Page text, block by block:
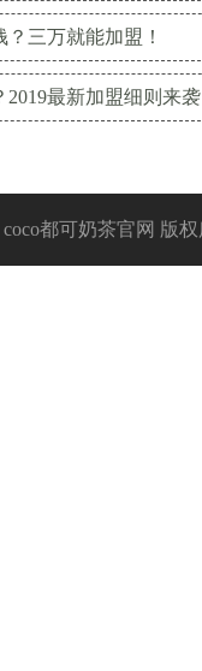
三万就能加盟！
2019最新加盟细则来袭
都可奶茶官网 版